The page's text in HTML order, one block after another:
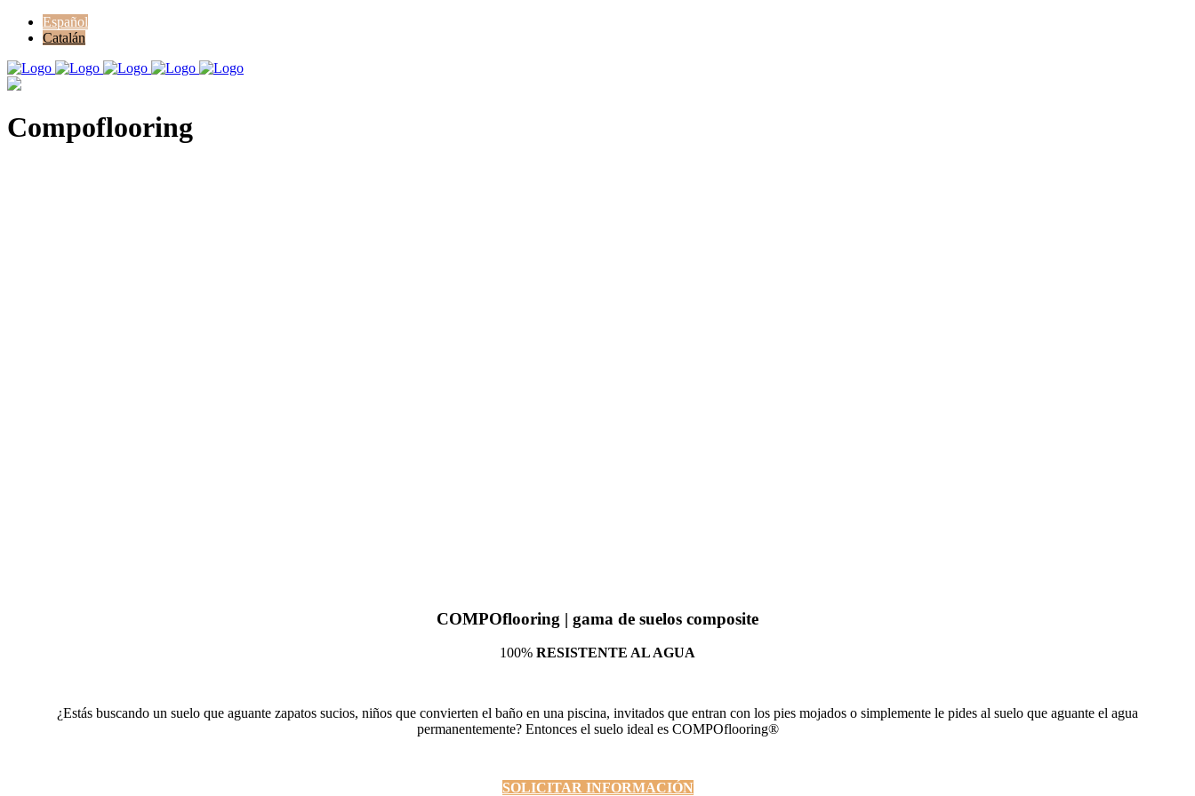
Español
Catalán
Compoflooring
COMPOflooring | gama de suelos composite
100% RESISTENTE AL AGUA
¿Estás buscando un suelo que aguante zapatos sucios, niños que convierten el baño en una piscina, invitados que entran con los pies mojados o simplemente le pides al suelo que aguante el agua
permanentemente? Entonces el suelo ideal es COMPOflooring®
SOLICITAR INFORMACIÓN